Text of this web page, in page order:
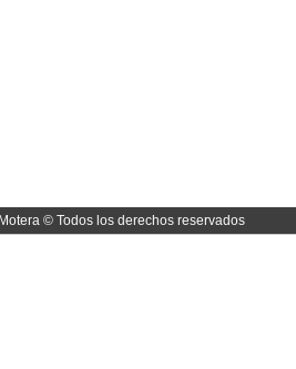
© Todos los derechos reservados